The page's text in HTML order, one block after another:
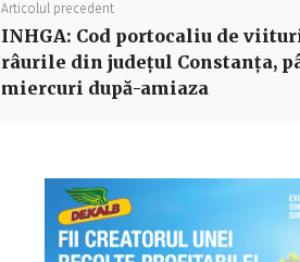
Articolul precedent
INHGA: Cod portocaliu de
râurile din judeţul Constanţa,
miercuri după-amiaza